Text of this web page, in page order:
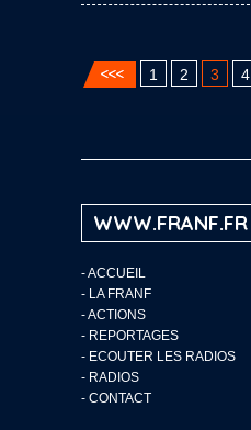
1 2 3 4
WWW.FRANF.FR
-ACCUEIL
- LA FRANF
-ACTIONS
- REPORTAGES
- ECOUTER LES RADIOS
- RADIOS
- CONTACT